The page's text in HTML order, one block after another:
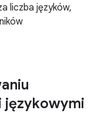
liczba języków,
językowymi